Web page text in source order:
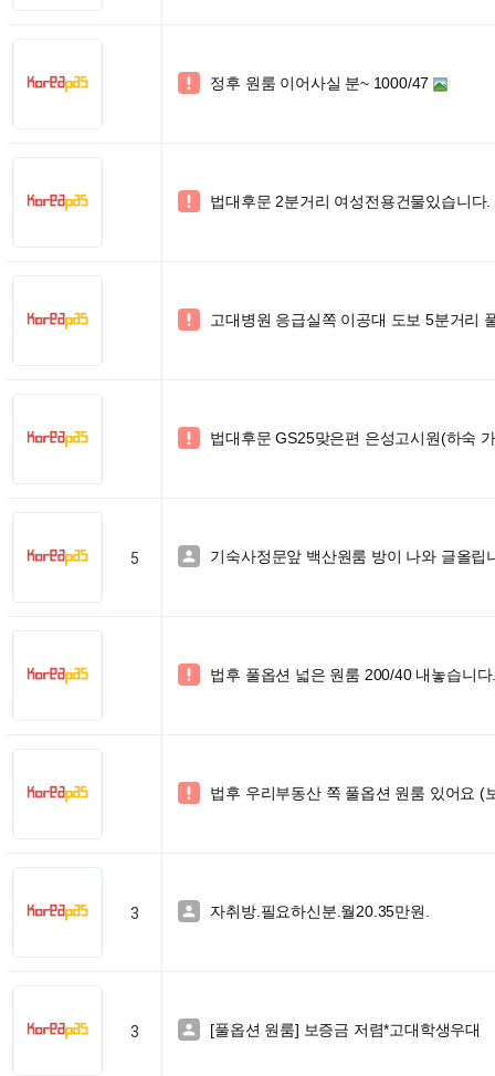
 정후 원룸 이어사실 분~ 1000/47
 법대후문 2분거리 여성전용건물있습니다.
 고대병원 응급실쪽 이공대 도보 5분거리
 법대후문 GS25맞은편 은성고시원(하숙
5  기숙사정문앞 백산원룸 방이 나와 글올립
 법후 풀옵션 넓은 원룸 200/40 내놓습니다
 법후 우리부동산 쪽 풀옵션 원룸 있어요 (
3  자취방.필요하신분.월20.35만원.
3  [풀옵션 원룸] 보증금 저렴*고대학생우대